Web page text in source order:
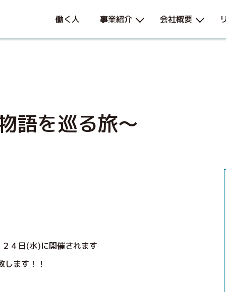
働く人 事業紹介 会社概要
語を巡る旅～
４日(水)に開催されます
ます！！